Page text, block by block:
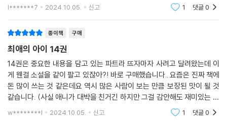
l*******7 2024.10.05. 신고 1 댓글0
종이책 구매
최애의 아이 14권
14권은 중요한 내용을 담고 있는 파트라 뜨자마자 사려고 달려왔는데 이
게 웬걸 소설을 같이 팔고 있잖아?! 바로 구매했습니다.. 요즘은 진짜 책에
돈 많이 쓰는 것 같은데요 역시 많은 사람이 보는 만큼 보장된 맛이 될 것
같습니다. (사실 애니가 대박을 친거긴 하지만 그걸 감안해도 재미있는 작
w********l 2024.10.05. 신고 1 댓글0